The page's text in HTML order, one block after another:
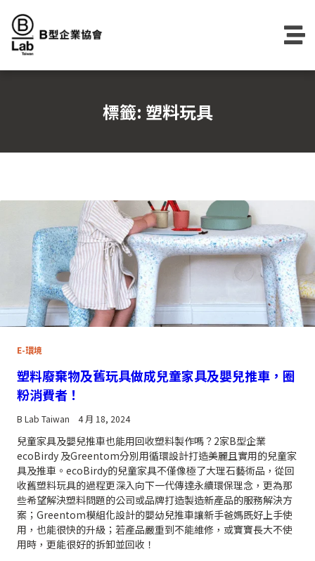
content
標籤: 塑料玩具
E-環境
塑料廢棄物及舊玩具做成兒童家具及嬰兒推車，圈
粉消費者！
B Lab Taiwan 4 月 18, 2024
兒童家具及嬰兒推車也能用回收塑料製作嗎？2家B型企業
ecoBirdy 及Greentom分別用循環設計打造美麗且實用的兒童家
具及推車。ecoBirdy的兒童家具不僅像極了大理石藝術品，從回
收舊塑料玩具的過程更深入向下一代傳達永續環保理念，更為那
些希望解決塑料問題的公司或品牌打造製造新產品的服務解決方
案；Greentom模組化設計的嬰幼兒推車讓新手爸媽既好上手使
用，也能很快的升級；若產品嚴重到不能維修，或寶寶長大不使
用時，更能很好的拆卸並回收！